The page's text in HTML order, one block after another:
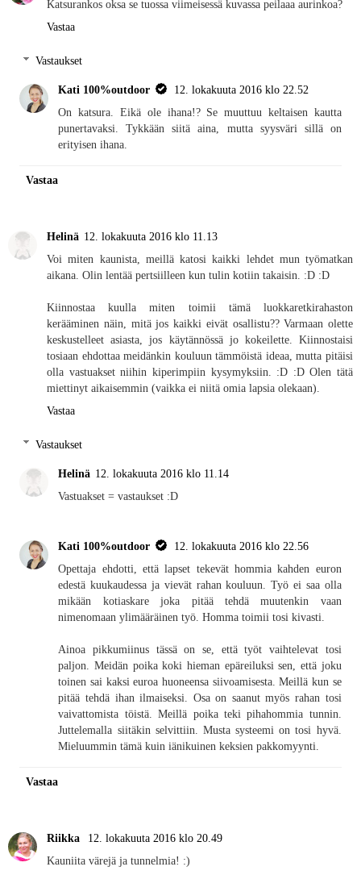
Katsurankos oksa se tuossa viimeisessä kuvassa peilaaa aurinkoa?
Vastaa
Vastaukset
Kati 100%outdoor
12. lokakuuta 2016 klo 22.52
On katsura. Eikä ole ihana!? Se muuttuu keltaisen kautta
punertavaksi. Tykkään siitä aina, mutta syysväri sillä on
erityisen ihana.
Vastaa
Helinä 12. lokakuuta 2016 klo 11.13
Voi miten kaunista, meillä katosi kaikki lehdet mun työmatkan
aikana. Olin lentää pertsiilleen kun tulin kotiin takaisin. :D :D
Kiinnostaa kuulla miten toimii tämä luokkaretkirahaston
kerääminen näin, mitä jos kaikki eivät osallistu?? Varmaan olette
keskustelleet asiasta, jos käytännössä jo kokeilette. Kiinnostaisi
tosiaan ehdottaa meidänkin kouluun tämmöistä ideaa, mutta pitäisi
olla vastuakset niihin kiperimpiin kysymyksiin. :D :D Olen tätä
miettinyt aikaisemmin (vaikka ei niitä omia lapsia olekaan).
Vastaa
Vastaukset
Helinä 12. lokakuuta 2016 klo 11.14
Vastuakset = vastaukset :D
Kati 100%outdoor
12. lokakuuta 2016 klo 22.56
Opettaja ehdotti, että lapset tekevät hommia kahden euron
edestä kuukaudessa ja vievät rahan kouluun. Työ ei saa olla
mikään kotiaskare joka pitää tehdä muutenkin vaan
nimenomaan ylimääräinen työ. Homma toimii tosi kivasti.
Ainoa pikkumiinus tässä on se, että työt vaihtelevat tosi
paljon. Meidän poika koki hieman epäreiluksi sen, että joku
toinen sai kaksi euroa huoneensa siivoamisesta. Meillä kun se
pitää tehdä ihan ilmaiseksi. Osa on saanut myös rahan tosi
vaivattomista töistä. Meillä poika teki pihahommia tunnin.
Juttelemalla siitäkin selvittiin. Musta systeemi on tosi hyvä.
Mieluummin tämä kuin iänikuinen keksien pakkomyynti.
Vastaa
Riikka
12. lokakuuta 2016 klo 20.49
Kauniita värejä ja tunnelmia! :)